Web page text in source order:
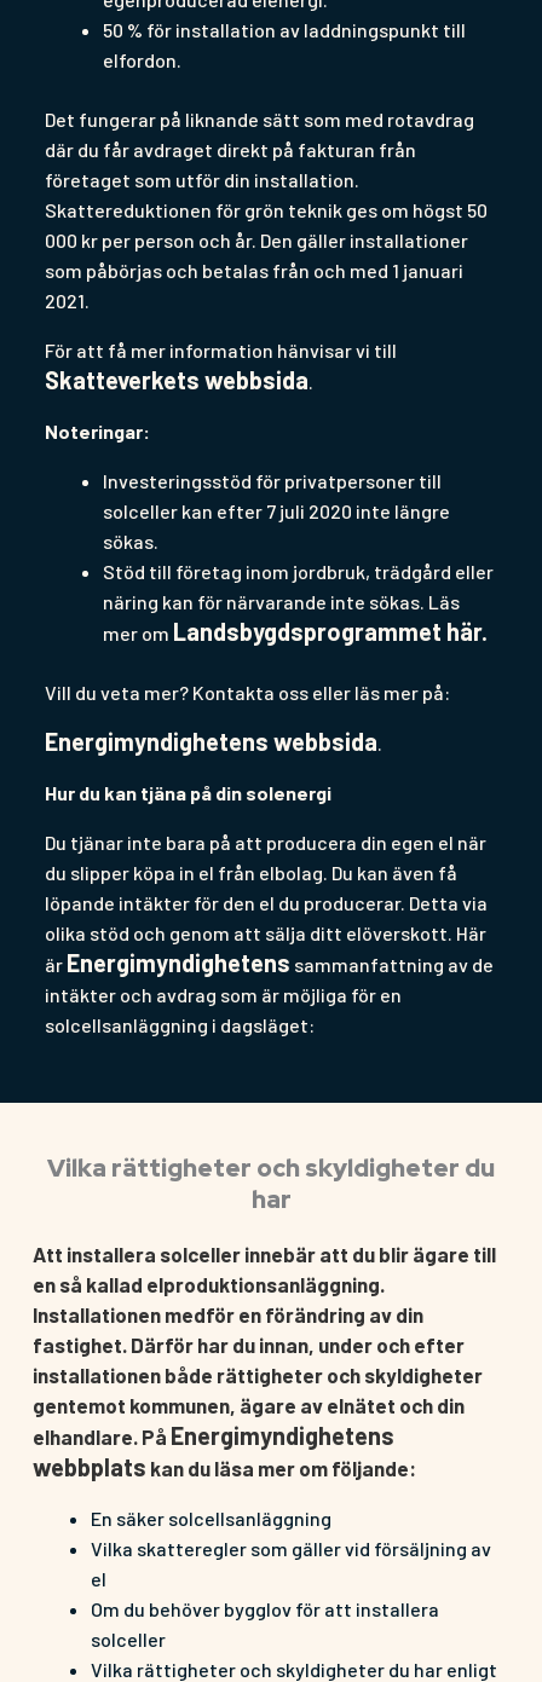
50 % för installation av laddningspunkt till
elfordon.
Det fungerar på liknande sätt som med rotavdrag
där du får avdraget direkt på fakturan från
företaget som utför din installation.
Skattereduktionen för grön teknik ges om högst 50
000 kr per person och år. Den gäller installationer
som påbörjas och betalas från och med 1 januari
2021.
För att få mer information hänvisar vi till
Skatteverkets webbsida
Noteringar:
Investeringsstöd för privatpersoner till
solceller kan efter 7 juli 2020 inte längre
sökas.
Stöd till företag inom jordbruk, trädgård eller
näring kan för närvarande inte sökas. Läs
mer om Landsbygdsprogrammet här.
Vill du veta mer? Kontakta oss eller läs mer på:
Energimyndighetens webbsida
Hur du kan tjäna på din solenergi
Du tjänar inte bara på att producera din egen el när
du slipper köpa in el från elbolag. Du kan även få
löpande intäkter för den el du producerar. Detta via
olika stöd och genom att sälja ditt elöverskott. Här
är Energimyndighetens sammanfattning av de
intäkter och avdrag som är möjliga för en
solcellsanläggning i dagsläget:
Vilka rättigheter och skyldigheter du
har
Att installera solceller innebär att du blir ägare till
en så kallad elproduktionsanläggning.
Installationen medför en förändring av din
fastighet. Därför har du innan, under och efter
installationen både rättigheter och skyldigheter
gentemot kommunen, ägare av elnätet och din
elhandlare. På Energimyndighetens
webbplats kan du läsa mer om följande:
En säker solcellsanläggning
Vilka skatteregler som gäller vid försäljning av
el
Om du behöver bygglov för att installera
solceller
Vilka rättigheter och skyldigheter du har enligt